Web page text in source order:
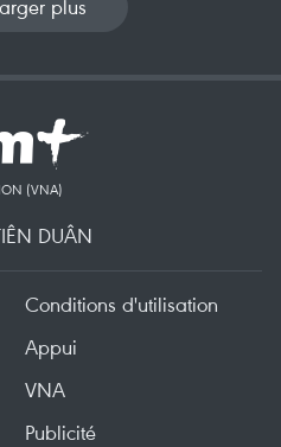
plus
(VNA)
DUÂN
Conditions d'utilisation
Appui
VNA
Publicité